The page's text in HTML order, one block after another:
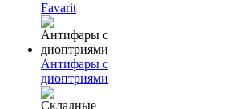
Favarit
Антифары с
диоптриями